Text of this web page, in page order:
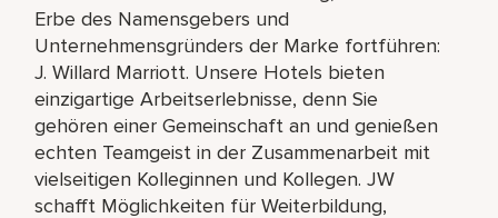
Erbe des Namensgebers und
Unternehmensgründers der Marke fortführen:
J. Willard Marriott. Unsere Hotels bieten
einzigartige Arbeitserlebnisse, denn Sie
gehören einer Gemeinschaft an und genießen
echten Teamgeist in der Zusammenarbeit mit
vielseitigen Kolleginnen und Kollegen. JW
schafft Möglichkeiten für Weiterbildung,